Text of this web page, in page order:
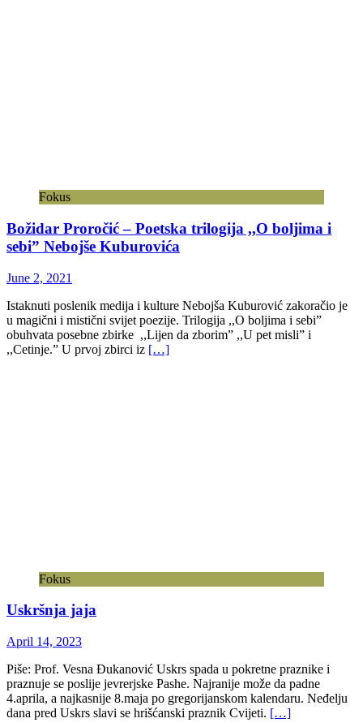
Fokus
Božidar Proročić – Poetska trilogija ,,O boljima i
sebi” Nebojše Kuburovića
June 2, 2021
Istaknuti poslenik medija i kulture Nebojša Kuburović zakoračio je
u magični i mistični svijet poezije. Trilogija ,,O boljima i sebi”
obuhvata posebne zbirke ,,Lijen da zborim” ,,U pet misli” i
,,Cetinje.” U prvoj zbirci iz […]
Fokus
Uskršnja jaja
April 14, 2023
Piše: Prof. Vesna Đukanović Uskrs spada u pokretne praznike i
praznuje se poslije jevrerjske Pashe. Najranije može da padne
4.aprila, a najkasnije 8.maja po gregorijanskom kalendaru. Neđelju
dana pred Uskrs slavi se hrišćanski praznik Cvijeti. […]